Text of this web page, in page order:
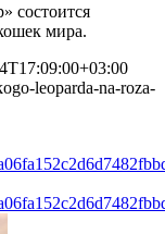
состоится
мира.
leoparda-na-roza-